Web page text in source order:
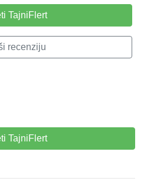
TajniFlert
recenziju
TajniFlert